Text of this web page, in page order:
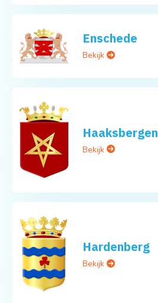
Enschede
Bekijk
Haaksbergen
Bekijk
Hardenberg
Bekijk